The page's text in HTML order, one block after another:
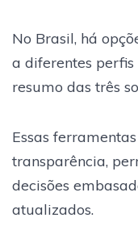
No Brasil, há
a diferentes
resumo das três
Essas
transparência,
decisões
atualizados.